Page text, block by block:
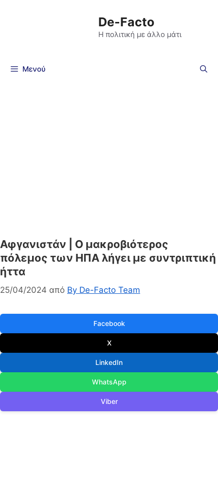
De-Facto
Η πολιτική με άλλο μάτι
Μενού
Αφγανιστάν | Ο μακροβιότερος
πόλεμος των ΗΠΑ λήγει με συντριπτική
ήττα
25/04/2024 από By De-Facto Team
Facebook
X
LinkedIn
WhatsApp
Viber